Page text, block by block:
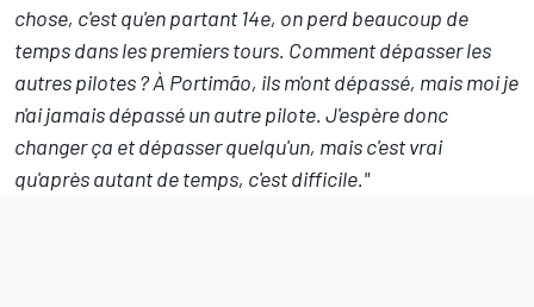
chose, c'est qu'en partant 14e, on perd beaucoup de
temps dans les premiers tours. Comment dépasser les
autres pilotes ? À Portimão, ils m'ont dépassé, mais moi je
n'ai jamais dépassé un autre pilote. J'espère donc
changer ça et dépasser quelqu'un, mais c'est vrai
qu'après autant de temps, c'est difficile."